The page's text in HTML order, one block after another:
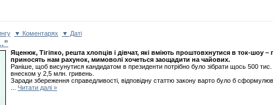
▼ Коментарях ▼ Даті
Яценюк, Тігіпко, решта хлопців і дівчат, які вміють проштовхнутися в ток-шоу
приносять нам рахунок, мимоволі хочеться заощадити на чайових.
Раніше, щоб висунутися кандидатом в президенти потрібно було зібрати щось 500 тис.
внеском у 2,5 млн. гривень.
Заради збереження справедливості, відповідну статтю закону варто було б
Читати далі »